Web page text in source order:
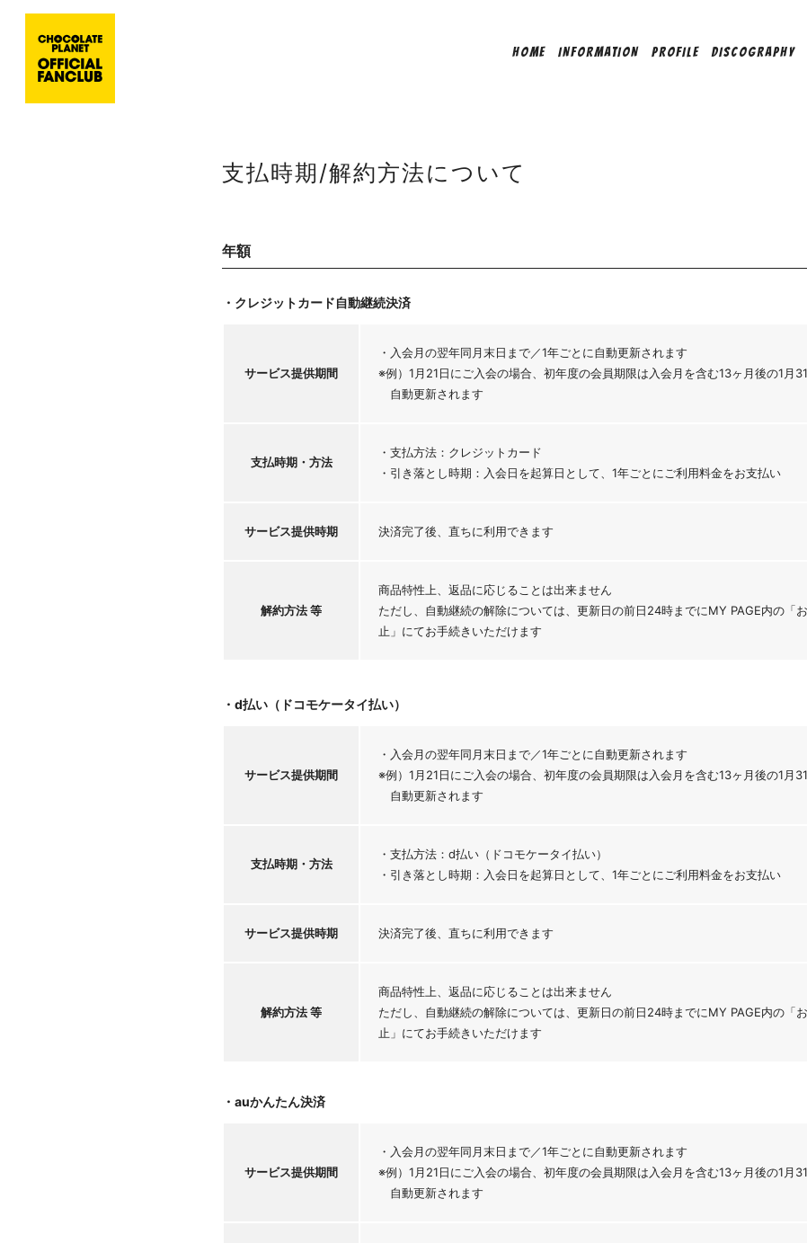
HOME INFORMATION PROFILE DISCOGRAPHY
支払時期/解約方法について
年額
・クレジットカード自動継続決済
サービス提供期間
・入会月の翌年同月末日まで／1年ごとに自動更新されます
※例）1月21日にご入会の場合、初年度の会員期限は入会月を含む13ヶ月後の1月
自動更新されます
支払時期・ 方法
・支払方法：クレジットカード
・引き落とし時期：入会日を起算日として、1年ごとにご利用料金をお支払い
サービス提供時期 決済完了後、直ちに利用できます
解約方法 等
商品特性上、返品に応じることは出来ません
ただし、自動継続の解除については、更新日の前日24時までにMY PAGE内の「
止」にてお手続きいただけます
・d払い（ドコモケータイ払い）
サービス提供期間
・入会月の翌年同月末日まで／1年ごとに自動更新されます
※例）1月21日にご入会の場合、初年度の会員期限は入会月を含む13ヶ月後の1月
自動更新されます
支払時期・ 方法
・支払方法：d払い（ドコモケータイ払い）
・引き落とし時期：入会日を起算日として、1年ごとにご利用料金をお支払い
サービス提供時期 決済完了後、直ちに利用できます
解約方法 等
商品特性上、返品に応じることは出来ません
ただし、自動継続の解除については、更新日の前日24時までにMY PAGE内の「
止」にてお手続きいただけます
・auかんたん決済
サービス提供期間
・入会月の翌年同月末日まで／1年ごとに自動更新されます
※例）1月21日にご入会の場合、初年度の会員期限は入会月を含む13ヶ月後の1月
自動更新されます